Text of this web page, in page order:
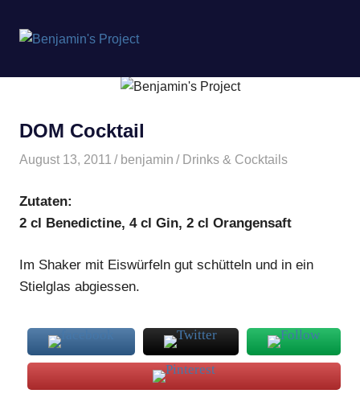
springen
Project
DOM Cocktail
August 13, 2011 benjamin Drinks & Cocktails
Zutaten:
2 cl Benedictine, 4 cl Gin, 2 cl Orangensaft
Im Shaker mit Eiswürfeln gut schütteln und in ein
Stielglas abgiessen.